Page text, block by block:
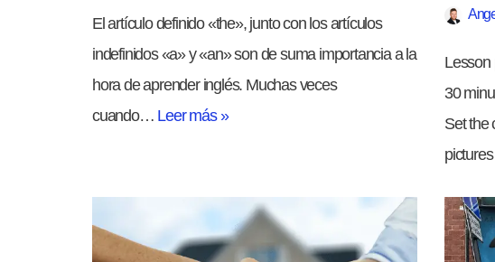
El artículo definido «the», junto con los artículos
indefinidos «a» y «an» son de suma importancia a la
hora de aprender inglés. Muchas veces
cuando… Leer más »
Lesson
30
Set the